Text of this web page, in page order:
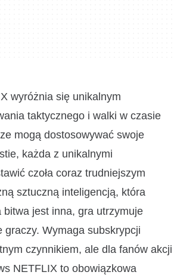
wyróżnia się unikalnym
taktycznego i walki w czasie
mogą dostosowywać swoje
każda z unikalnymi
czoła coraz trudniejszym
sztuczną inteligencją, która
jest inna, gra utrzymuje
graczy. Wymaga subskrypcji
czynnikiem, ale dla fanów akcji
NETFLIX to obowiązkowa